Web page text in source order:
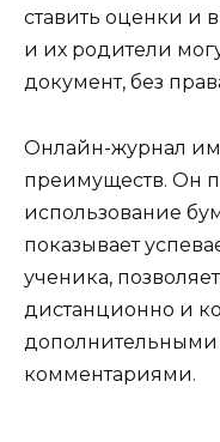
ставить оценки и
и их родители
документ, без
Онлайн-журнал
преимуществ. Он
использование
показывает
ученика,
дистанционно и
комментариями.